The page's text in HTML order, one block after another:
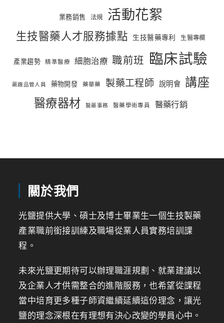
業務銷售 法規 活動花絮
生技醫藥人才服務據點 生技醫藥專利 生醫專欄
產業趨勢 精準醫療 細胞治療 職前班 臨床試驗
藥廠品管人員 藥物開發 藥華藥 製藥工程師 說明會 講座
醫療器材 醫藥事務 醫藥學術專員 醫藥行銷
關於我們
光鹽提供大學、碩士及博士畢業生一個生技製藥
產業職前銜接訓練及職場從業人員實務培訓課
程。
未來光鹽更期待可以辦理職涯規劃、就業建議以
及企業人才供需整合的進階服務，也希望從課程
當中培育更多種子師資繼續延續這份理念，讓光
鹽的理念深根在有理想有決心改變的學員心中。